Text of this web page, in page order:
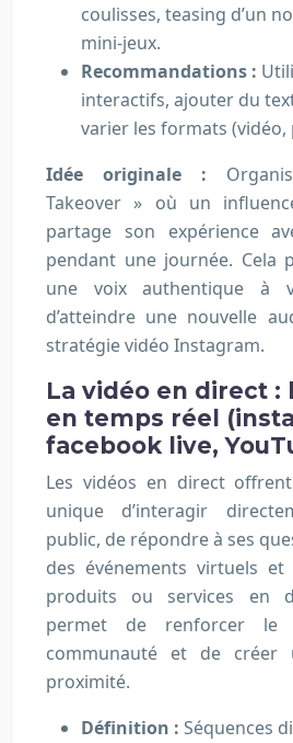
coulisses, teasing d’un
mini-jeux.
Recommandations :
interactifs, ajouter du
varier les formats (vidéo,
Idée originale :
Takeover » où un
partage son expérience
pendant une journée. Cela
une voix authentique à
d’atteindre une nouvelle
stratégie vidéo Instagram.
La vidéo en direct :
en temps réel
facebook live,
Les vidéos en direct
unique d’interagir
public, de répondre à ses
des événements virtuels
produits ou services en
permet de renforcer le
communauté et de créer
proximité.
Définition : Séquences